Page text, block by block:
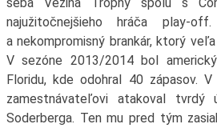
najužitočnejšieho hráča
a nekompromisný brankár, ktorý
V sezóne 2013/2014 bol
Floridu, kde odohral 40 zápasov.
zamestnávateľovi atakoval tvrdý
Soderberga. Ten mu pred tým